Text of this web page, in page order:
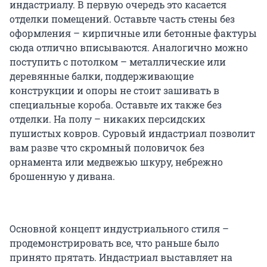
индастриалу. В первую очередь это касается
отделки помещений. Оставьте часть стены без
оформления – кирпичные или бетонные фактуры
сюда отлично вписываются. Аналогично можно
поступить с потолком – металлические или
деревянные балки, поддерживающие
конструкции и опоры не стоит зашивать в
специальные короба. Оставьте их также без
отделки. На полу – никаких персидских
пушистых ковров. Суровый индастриал позволит
вам разве что скромный половичок без
орнамента или медвежью шкуру, небрежно
брошенную у дивана.
Основной концепт индустриального стиля –
продемонстрировать все, что раньше было
принято прятать. Индастриал выставляет на